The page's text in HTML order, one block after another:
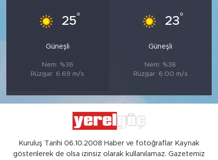
25°
Güneşli
Nem: %36
Rüzgar: 6.69 m/s
23°
Güneşli
Nem: %38
Rüzgar: 6.00 m/s
Kuruluş Tarihi 06.10.2008 Haber ve fotoğraflar Kaynak
gösterilerek de olsa izinsiz olarak kullanılamaz. Gazetemiz